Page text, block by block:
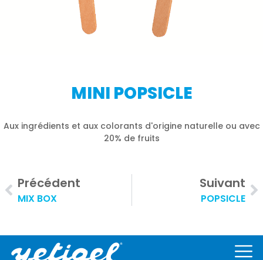
MINI POPSICLE​
Aux ingrédients et aux colorants d'origine naturelle ou avec
20% de fruits
Précédent
MIX BOX​
Suivant
POPSICLE​